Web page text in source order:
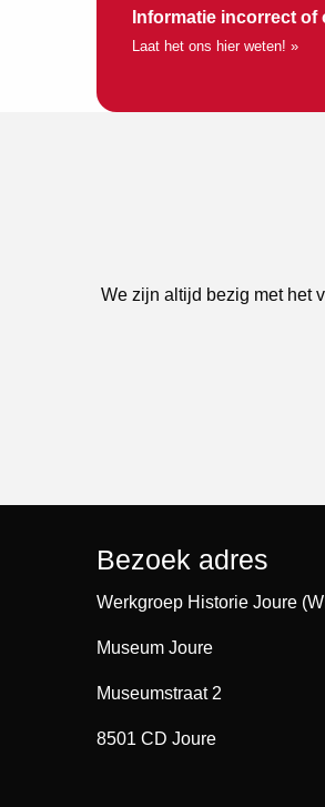
Informatie incorrect of
Laat het ons hier weten! »
We zijn altijd bezig met het
Bezoek adres
Werkgroep Historie Joure
Museum Joure
Museumstraat 2
8501 CD Joure